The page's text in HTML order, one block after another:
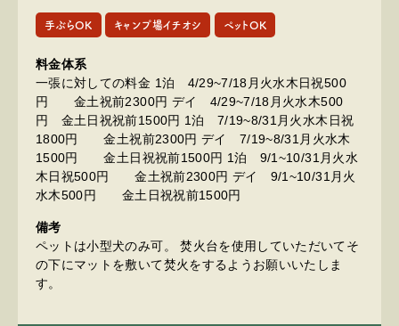
手ぶらOK キャンプ場イチオシ ペットOK
料金体系
一張に対しての料金 1泊 4/29~7/18月火水木日祝500
円 金土祝前2300円 デイ 4/29~7/18月火水木500
円 金土日祝祝前1500円 1泊 7/19~8/31月火水木日祝
1800円 金土祝前2300円 デイ 7/19~8/31月火水木
1500円 金土日祝祝前1500円 1泊 9/1~10/31月火水
木日祝500円 金土祝前2300円 デイ 9/1~10/31月火
水木500円 金土日祝祝前1500円
備考
ペットは小型犬のみ可。 焚火台を使用していただいてそ
の下にマットを敷いて焚火をするようお願いいたしま
す。